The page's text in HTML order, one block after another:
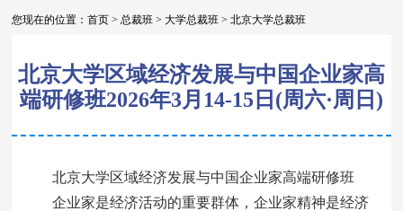
您现在的位置：首页 >总裁班 >大学总裁班 >北京大学总裁班
北京大学区域经济发展与中国企业家高
端研修班2026年3月14-15日(周六·周日)
北京大学区域经济发展与中国企业家高端研修班
企业家是经济活动的重要群体，企业家精神是经济